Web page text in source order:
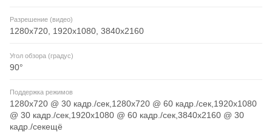
Разрешение (видео)
1280x720, 1920x1080, 3840x2160
Угол обзора (градус)
90°
Поддержка режимов
1280x720 @ 30 кадр./сек,1280x720 @ 60 кадр./сек,1920x1080
@ 30 кадр./сек,1920x1080 @ 60 кадр./сек,3840x2160 @ 30
кадр./секещё